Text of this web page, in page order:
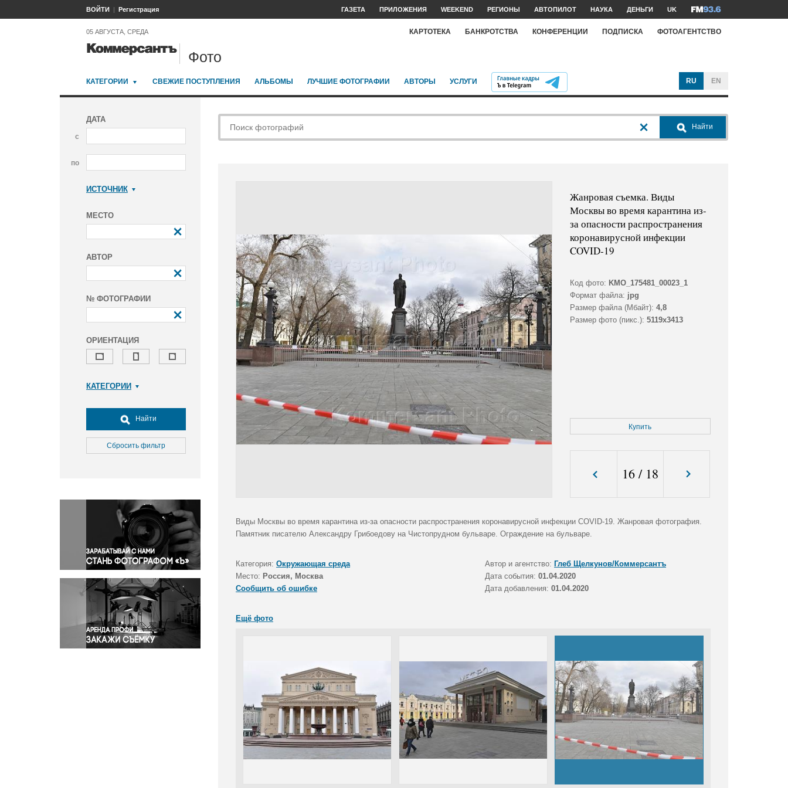
ВОЙТИ Регистрация ГАЗЕТА ПРИЛОЖЕНИЯ WEEKEND РЕГИОНЫ АВТОПИЛОТ НАУКА ДЕНЬГИ UK
05 АВГУСТА, СРЕДА КАРТОТЕКА БАНКРОТСТВА КОНФЕРЕНЦИИ ПОДПИСКА ФОТОАГЕНТСТВО
Фото
КАТЕГОРИИ СВЕЖИЕ ПОСТУПЛЕНИЯ АЛЬБОМЫ ЛУЧШИЕ ФОТОГРАФИИ АВТОРЫ УСЛУГИ RU EN
ДАТА
с
по
ИСТОЧНИК
МЕСТО
АВТОР
№ ФОТОГРАФИИ
ОРИЕНТАЦИЯ
КАТЕГОРИИ
Досуг, туризм и отдых
Культура
Медицина
Окружающая среда
Политика
Правосудие
Происшествия и конфликты
Религия
Светская жизнь
Спорт
Экология
Экономика и бизнес
Найти
Сбросить фильтр
Найти
Жанровая съемка. Виды
Москвы во время карантина из-
за опасности распространения
коронавирусной инфекции
COVID-19
Код фото: KMO_175481_00023_1
Формат файла: jpg
Размер файла (Мбайт): 4,8
Размер фото (пикс.): 5119x3413
Купить
16/ 18
Виды Москвы во время карантина из-за опасности распространения коронавирусной инфекции COVID-19. Жанровая фотография.
Памятник писателю Александру Грибоедову на Чистопрудном бульваре. Ограждение на бульваре.
Категория: Окружающая среда Автор и агентство: Глеб Щелкунов/Коммерсантъ
Место: Россия, Москва Дата события: 01.04.2020
Сообщить об ошибке
Дата добавления: 01.04.2020
Ещё фото